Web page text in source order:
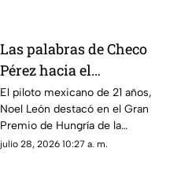
Las palabras de Checo
Pérez hacia el
mexicano Noel León
tras el triunfo en el
Gran Premio de
Hungría
El piloto mexicano de 21 años,
Noel León destacó en el Gran
Premio de Hungría de la
Fórmula 2 y Checo Pérez le
julio 28, 2026 10:27 a. m.